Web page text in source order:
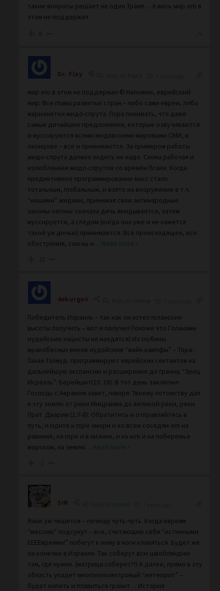
такие вопросы решает не один Трамп… А весь мир его в
этом не поддержал
8
Dr. Flay Tiana
мир его в этом не поддержал © Напомню, еврейский
мир. Все главы развитых стран – либо сами евреи, либо
марионетки жидо-спрута. Пора понимать, что даже
самые дичайшие предложения, которые озвучиваются
и муссируются всеми жидовскими мировыми СМИ, в
оконцове – все и принимаются. За примером работы
жидо-спрута далеко ходить не надо. Схема рабочая и
излюбленная жидо-спрутом со времён Псаки. Когда
предиктивное программирование масс стало
тотальным, глобальным, и взято на вооружение в т.ч.
“нашими” жидами, принимая свои антинародные
законы-загоны: сначала дичь вкидывается, затем
муссируется, а следом (когда она уже и не кажется
такой уж дичью) принимается. Всё происходящее, все
обострения, союзы и… Read more »
12
4eburgen rutmol
Победитель Израиль – так как он хотел голанские
высоты получить – вот и получил Похоже что Голанами
иудейские нацисты не наедятся) Из глубины
мракобесных веков иудейские “майн кампфы” – Тора-
Танах-Талмуд- программируют еврейских сектантов на
дальнейшую экспансию и расширение до границ “Эрец
Исраэль”: Берейшит(15: 18): В тот день заключил
Господь с Аврамом завет, говоря: Твоему потомству дал
я эту землю от реки Мицраима до великой реки, реки
Прат. Дварим (1:7-8): Обратитесь и отправляйтесь в
путь, и идите к горе эмори и ко всем соседям его на
равнине, на горе и в низине, и на юге и на побережье
морском, на землю… Read more »
SIR rutmol
Язык уж чешется – почешу чуть-чуть. Когда евреям
“мессию” подсунут – все, считающие себя “истинными
ЕЕЕЕвреями!” побегут к нему в ноги кланяться. Будет же
он конечно в Израиле. Так соберут всю швобляндию
там, где нужно. (матрица соберет?!) А далее, прямо в эту
область упадет многокилометровый “метеорит” –
будет кипеть и плавиться гранит… История